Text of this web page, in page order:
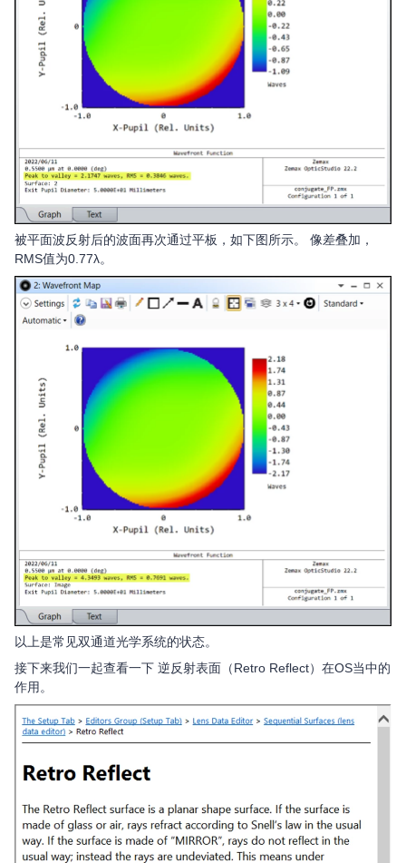
被平面波反射后的波面再次通过平板，如下图所示。 像差叠加，
RMS值为0.77λ。
以上是常见双通道光学系统的状态。
接下来我们一起查看一下 逆反射表面（Retro Reflect）在OS当中的
作用。